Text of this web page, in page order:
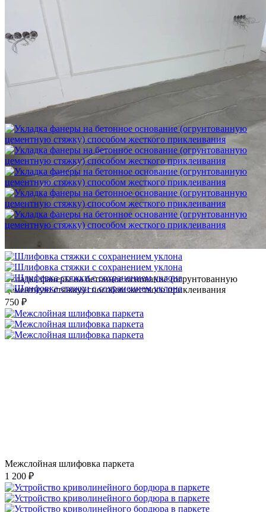
Шлифовка стяжки с сохранением уклона
1 500 ₽
Укладка фанеры на бетонное основание (огрунтованную
цементную стяжку) способом жесткого приклеивания
750 ₽
Межслойная шлифовка паркета
1 200 ₽